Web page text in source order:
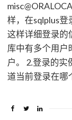
样，在sqlplus登
这样详细登录的
库中有多个用户
户。 2.登录的
道当前登录在哪